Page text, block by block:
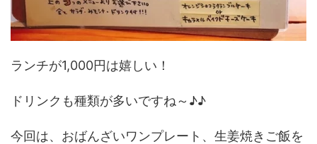
ランチが1,000円は嬉しい！
ドリンクも種類が多いですね～♪♪
今回は、おばんざいワンプレート、生姜焼きご飯を